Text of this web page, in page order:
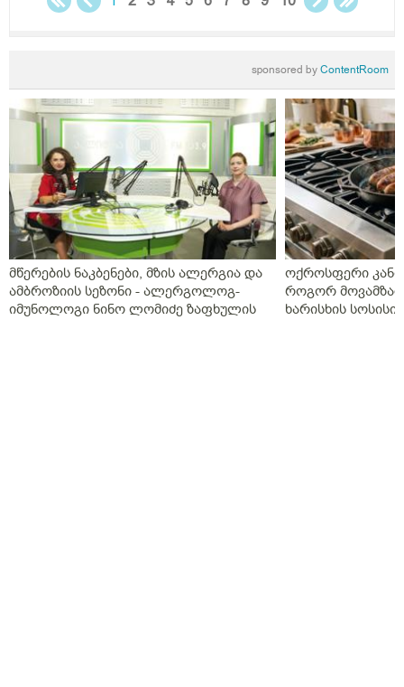
sponsored byContentRoom
მწერების ნაკბენები, მზის ალერგია და
ამბროზიის სეზონი - ალერგოლოგ-
იმუნოლოგი ნინო ლომიძე ზაფხულის
ოქროსფერი კანი
როგორ
ხარისხის სოსისი